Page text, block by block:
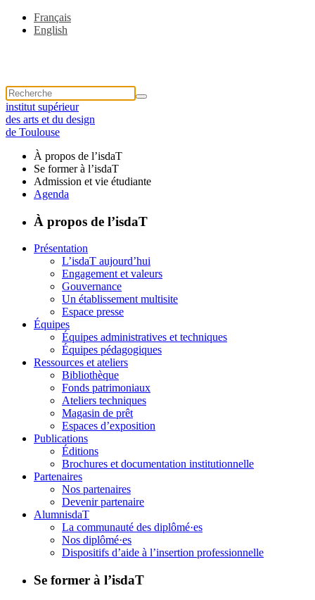
Français
English
institut supérieur
des arts et du design
de Toulouse
À propos de l’isdaT
Se former à l’isdaT
Admission et vie étudiante
Agenda
À propos de l’isdaT
Présentation
L’isdaT aujourd’hui
Engagement et valeurs
Gouvernance
Un établissement multisite
Espace presse
Équipes
Équipes administratives et techniques
Équipes pédagogiques
Ressources et ateliers
Bibliothèque
Fonds patrimoniaux
Ateliers techniques
Magasin de prêt
Espaces d’exposition
Publications
Éditions
Brochures et documentation institutionnelle
Partenaires
Nos partenaires
Devenir partenaire
AlumnisdaT
La communauté des diplômé·es
Nos diplômé·es
Dispositifs d’aide à l’insertion professionnelle
Se former à l’isdaT